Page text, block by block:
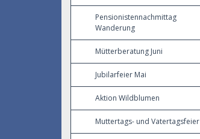
Pensionistennachmittag
Wanderung
Mütterberatung Juni
Jubilarfeier Mai
Aktion Wildblumen
Muttertags- und Vatertagsfeier